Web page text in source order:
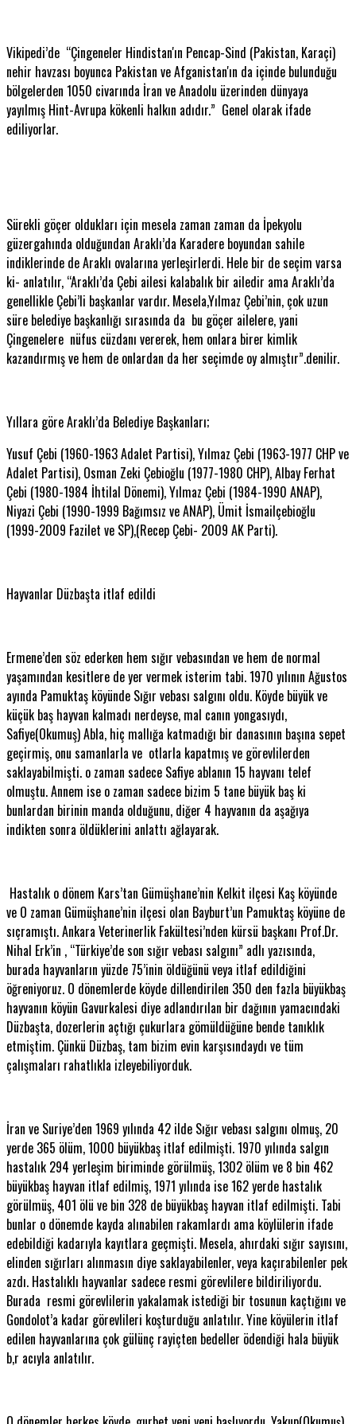
Vikipedi’de “Çingeneler Hindistan'ın Pencap-Sind (Pakistan, Karaçi)
nehir havzası boyunca Pakistan ve Afganistan'ın da içinde bulunduğu
bölgelerden 1050 civarında İran ve Anadolu üzerinden dünyaya
yayılmış Hint-Avrupa kökenli halkın adıdır.” Genel olarak ifade
ediliyorlar.
Sürekli göçer oldukları için mesela zaman zaman da İpekyolu
güzergahında olduğundan Araklı’da Karadere boyundan sahile
indiklerinde de Araklı ovalarına yerleşirlerdi. Hele bir de seçim varsa
ki- anlatılır, “Araklı’da Çebi ailesi kalabalık bir ailedir ama Araklı’da
genellikle Çebi’li başkanlar vardır. Mesela,Yılmaz Çebi’nin, çok uzun
süre belediye başkanlığı sırasında da bu göçer ailelere, yani
Çingenelere nüfus cüzdanı vererek, hem onlara birer kimlik
kazandırmış ve hem de onlardan da her seçimde oy almıştır”.denilir.
Yıllara göre Araklı’da Belediye Başkanları;
Yusuf Çebi (1960-1963 Adalet Partisi), Yılmaz Çebi (1963-1977 CHP ve
Adalet Partisi), Osman Zeki Çebioğlu (1977-1980 CHP), Albay Ferhat
Çebi (1980-1984 İhtilal Dönemi), Yılmaz Çebi (1984-1990 ANAP),
Niyazi Çebi (1990-1999 Bağımsız ve ANAP), Ümit İsmailçebioğlu
(1999-2009 Fazilet ve SP),(Recep Çebi- 2009 AK Parti).
Hayvanlar Düzbaşta itlaf edildi
Ermene’den söz ederken hem sığır vebasından ve hem de normal
yaşamından kesitlere de yer vermek isterim tabi. 1970 yılının Ağustos
ayında Pamuktaş köyünde Sığır vebası salgını oldu. Köyde büyük ve
küçük baş hayvan kalmadı nerdeyse, mal canın yongasıydı,
Safiye(Okumuş) Abla, hiç mallığa katmadığı bir danasının başına sepet
geçirmiş, onu samanlarla ve otlarla kapatmış ve görevlilerden
saklayabilmişti. o zaman sadece Safiye ablanın 15 hayvanı telef
olmuştu. Annem ise o zaman sadece bizim 5 tane büyük baş ki
bunlardan birinin manda olduğunu, diğer 4 hayvanın da aşağıya
indikten sonra öldüklerini anlattı ağlayarak.
Hastalık o dönem Kars’tan Gümüşhane’nin Kelkit ilçesi Kaş köyünde
ve O zaman Gümüşhane’nin ilçesi olan Bayburt’un Pamuktaş köyüne de
sıçramıştı. Ankara Veterinerlik Fakültesi’nden kürsü başkanı Prof.Dr.
Nihal Erk’in , “Türkiye’de son sığır vebası salgını” adlı yazısında,
burada hayvanların yüzde 75’inin öldüğünü veya itlaf edildiğini
öğreniyoruz. O dönemlerde köyde dillendirilen 350 den fazla büyükbaş
hayvanın köyün Gavurkalesi diye adlandırılan bir dağının yamacındaki
Düzbaşta, dozerlerin açtığı çukurlara gömüldüğüne bende tanıklık
etmiştim. Çünkü Düzbaş, tam bizim evin karşısındaydı ve tüm
çalışmaları rahatlıkla izleyebiliyorduk.
İran ve Suriye’den 1969 yılında 42 ilde Sığır vebası salgını olmuş, 20
yerde 365 ölüm, 1000 büyükbaş itlaf edilmişti. 1970 yılında salgın
hastalık 294 yerleşim biriminde görülmüş, 1302 ölüm ve 8 bin 462
büyükbaş hayvan itlaf edilmiş, 1971 yılında ise 162 yerde hastalık
görülmüş, 401 ölü ve bin 328 de büyükbaş hayvan itlaf edilmişti. Tabi
bunlar o dönemde kayda alınabilen rakamlardı ama köylülerin ifade
edebildiği kadarıyla kayıtlara geçmişti. Mesela, ahırdaki sığır sayısını,
elinden sığırları alınmasın diye saklayabilenler, veya kaçırabilenler pek
azdı. Hastalıklı hayvanlar sadece resmi görevlilere bildiriliyordu.
Burada resmi görevlilerin yakalamak istediği bir tosunun kaçtığını ve
Gondolot’a kadar görevlileri koşturduğu anlatılır. Yine köyülerin itlaf
edilen hayvanlarına çok gülünç rayiçten bedeller ödendiği hala büyük
b,r acıyla anlatılır.